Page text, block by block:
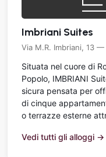
Imbriani Suites
Via M.R. Imbriani, 13 —
Situata nel cuore di
Popolo, IMBRIANI
sicura pensata per
di cinque
o terrazze esterne
Vedi tutti gli alloggi →